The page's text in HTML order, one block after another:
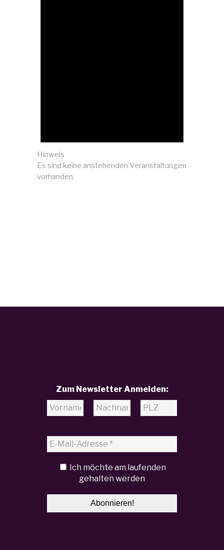
Hinweis
Es sind keine anstehenden Veranstaltungen
vorhanden.
Zum Newsletter Anmelden:
Ich möchte am laufenden
gehalten werden